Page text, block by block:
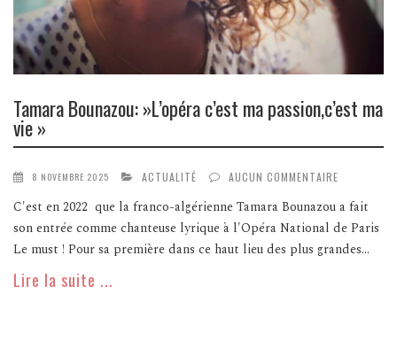
Tamara Bounazou: »L’opéra c’est ma passion,c’est ma
vie »
8 NOVEMBRE 2025 ACTUALITÉ AUCUN COMMENTAIRE
C'est en 2022 que la franco-algérienne Tamara Bounazou a fait
son entrée comme chanteuse lyrique à l'Opéra National de Paris
Le must ! Pour sa première dans ce haut lieu des plus grandes...
Lire la suite ...